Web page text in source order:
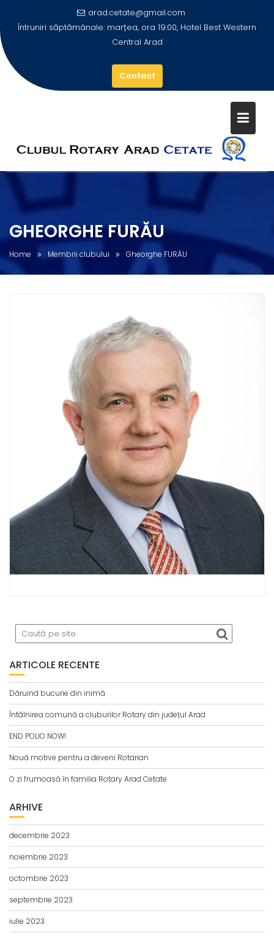
arad.cetate@gmail.com
Întruniri săptămânale: marțea, ora 19:00, Hotel Best Western
Central Arad
Contact
GHEORGHE FURĂU
Home Membrii clubului Gheorghe FURĂU
ARTICOLE RECENTE
Dăruind bucurie din inimă
Întâlnirea comună a cluburilor Rotary din județul Arad
END POLIO NOW!
Nouă motive pentru a deveni Rotarian
O zi frumoasă în familia Rotary Arad Cetate
ARHIVE
decembrie 2023
noiembrie 2023
octombrie 2023
septembrie 2023
iulie 2023